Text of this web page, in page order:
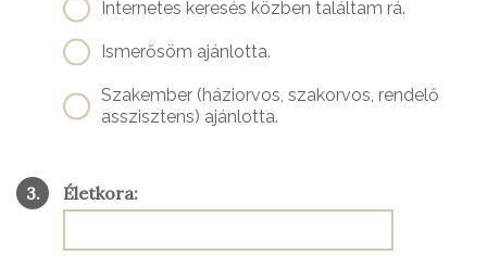
Internetes keresés közben találtam rá.
Ismerősöm ajánlotta.
Szakember (háziorvos, szakorvos, rendelő
asszisztens) ajánlotta.
3. Életkora: